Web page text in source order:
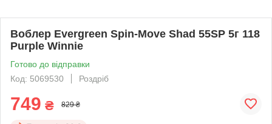
Воблер Evergreen Spin-Move Shad 55SP 5г 118
Purple Winnie
Готово до відправки
Код: 5069530
Роздріб
749 ₴ 829 ₴